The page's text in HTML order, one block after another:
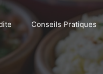
Conseils Pratiques